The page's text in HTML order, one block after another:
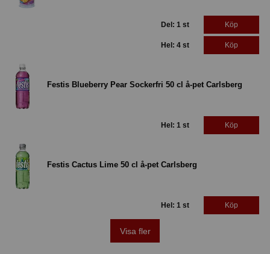
Del: 1 st Köp
Hel: 4 st Köp
Festis Blueberry Pear Sockerfri 50 cl å-pet Carlsberg
Hel: 1 st Köp
Festis Cactus Lime 50 cl å-pet Carlsberg
Hel: 1 st Köp
Visa fler